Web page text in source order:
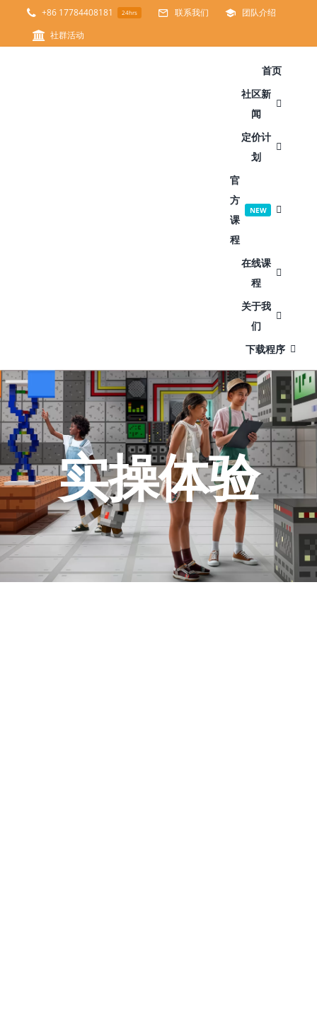
+86 17784408181 24hrs 联系我们
团队介绍
社群活动
首页
社区新
闻
定价计
划
官
方
课
程
NEW
在线课
程
关于我
们
下载程序
实操体验